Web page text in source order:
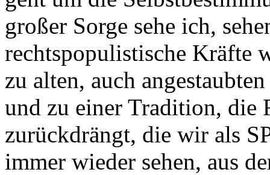
großer Sorge sehe ich,
rechtspopulistische Kräfte
zu alten, auch
und zu einer Tradition, die
zurückdrängt, die wir als
immer wieder sehen, aus